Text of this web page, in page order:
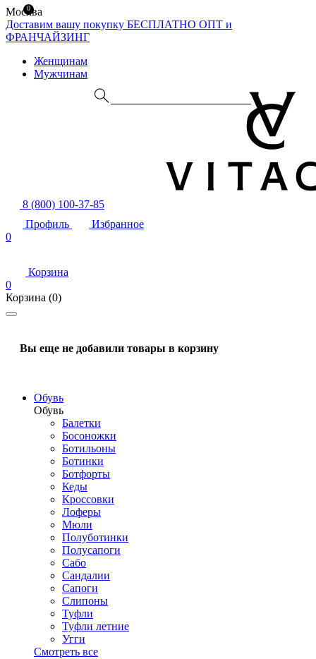
Москва
Доставим вашу покупку БЕСПЛАТНО ОПТ и
ФРАНЧАЙЗИНГ
Женщинам
Мужчинам
8 (800) 100-37-85
Профиль
Избранное
0
Корзина
0
Корзина (0)
Вы еще не добавили товары в корзину
Обувь
Обувь
Балетки
Босоножки
Ботильоны
Ботинки
Ботфорты
Кеды
Кроссовки
Лоферы
Мюли
Полуботинки
Полусапоги
Сабо
Сандалии
Сапоги
Слипоны
Туфли
Туфли летние
Угги
Смотреть все
0